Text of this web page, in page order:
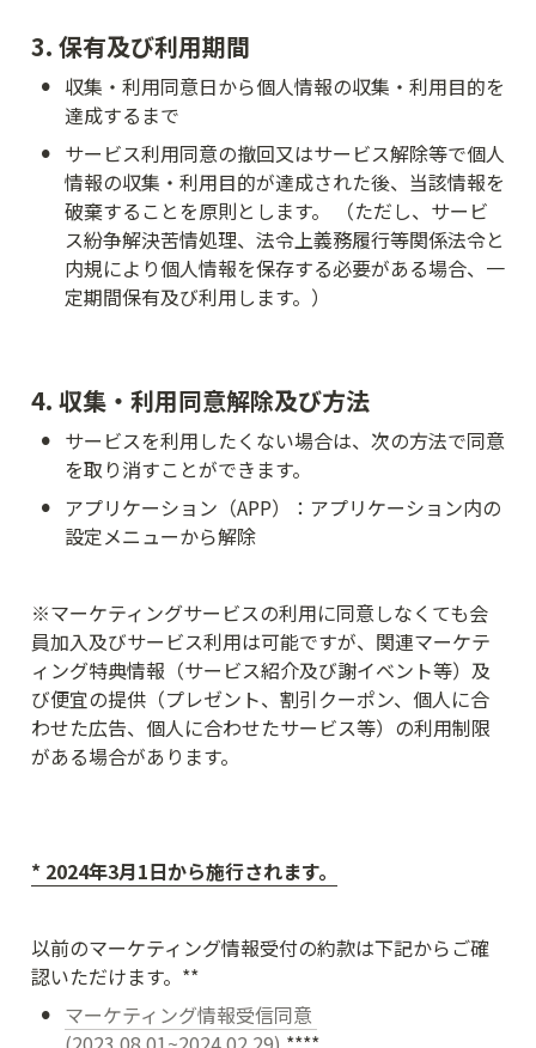
3. 保有及び利用期間
• 収集・利用同意日から個人情報の収集・利用目的を
達成するまで
• サービス利用同意の撤回又はサービス解除等で個人
情報の収集・利用目的が達成された後、当該情報を
破棄することを原則とします。 （ただし、サービ
ス紛争解決苦情処理、法令上義務履行等関係法令と
内規により個人情報を保存する必要がある場合、一
定期間保有及び利用します。）
4. 収集・利用同意解除及び方法
• サービスを利用したくない場合は、次の方法で同意
を取り消すことができます。
• アプリケーション（APP）：アプリケーション内の
設定メニューから解除
※マーケティングサービスの利用に同意しなくても会
員加入及びサービス利用は可能ですが、関連マーケテ
ィング特典情報（サービス紹介及び謝イベント等）及
び便宜の提供（プレゼント、割引クーポン、個人に合
わせた広告、個人に合わせたサービス等）の利用制限
がある場合があります。
* 2024年3月1日から施行されます。
以前のマーケティング情報受付の約款は下記からご確
認いただけます。**
• マーケティング情報受信同意